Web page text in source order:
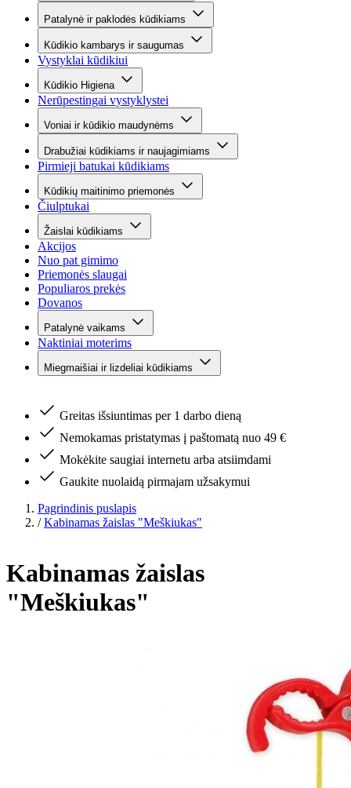
Patalynė ir paklodės kūdikiams
Kūdikio kambarys ir saugumas
Vystyklai kūdikiui
Kūdikio Higiena
Nerūpestingai vystyklystei
Voniai ir kūdikio maudynėms
Drabužiai kūdikiams ir naujagimiams
Pirmieji batukai kūdikiams
Kūdikių maitinimo priemonės
Čiulptukai
Žaislai kūdikiams
Akcijos
Nuo pat gimimo
Priemonės slaugai
Populiaros prekės
Dovanos
Patalynė vaikams
Naktiniai moterims
Miegmaišiai ir lizdeliai kūdikiams
Greitas išsiuntimas per 1 darbo dieną
Nemokamas pristatymas į paštomatą nuo 49 €
Mokėkite saugiai internetu arba atsiimdami
Gaukite nuolaidą pirmajam užsakymui
Pagrindinis puslapis
/ Kabinamas žaislas "Meškiukas"
Kabinamas žaislas
"Meškiukas"